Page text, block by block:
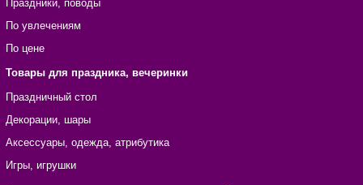
Праздники, поводы
По увлечениям
По цене
Товары для праздника, вечеринки
Праздничный стол
Декорации, шары
Аксессуары, одежда, атрибутика
Игры, игрушки